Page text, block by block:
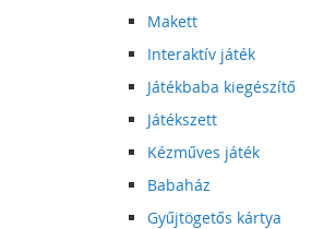
Makett
Interaktív játék
Játékbaba kiegészítő
Játékszett
Kézműves játék
Babaház
Gyűjtögetős kártya